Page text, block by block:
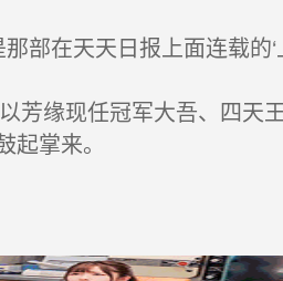
部在天天日报上面连载的‘
芳缘现任冠军大吾、四天
掌来。